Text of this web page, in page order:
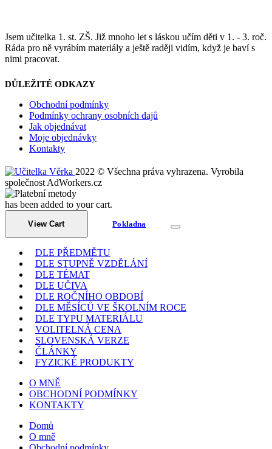
Jsem učitelka 1. st. ZŠ. Již mnoho let s láskou učím děti v 1. - 3. roč.
Ráda pro ně vyrábím materiály a ještě raději vidím, když je baví s
nimi pracovat.
DŮLEŽITÉ ODKAZY
Obchodní podmínky
Podmínky ochrany osobních dajů
Jak objednávat
Moje objednávky
Kontakty
2022 © Všechna práva vyhrazena. Vyrobila
společnost AdWorkers.cz
has been added to your cart.
View Cart Pokladna
DLE PŘEDMĚTU
DLE STUPNĚ VZDĚLÁNÍ
DLE TÉMAT
DLE UČIVA
DLE ROČNÍHO OBDOBÍ
DLE MĚSÍCŮ VE ŠKOLNÍM ROCE
DLE TYPU MATERIÁLU
VOLITELNÁ CENA
SLOVENSKÁ VERZE
ČLÁNKY
FYZICKÉ PRODUKTY
O MNĚ
OBCHODNÍ PODMÍNKY
KONTAKTY
Domů
O mně